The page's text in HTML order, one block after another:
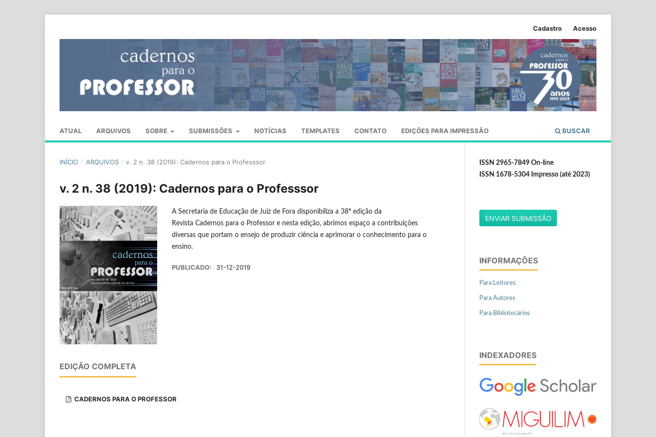
ATUAL ARQUIVOS SOBRE SUBMISSÕES NOTÍCIAS TEMPLATES CONTATO EDIÇÕES PARA IMPRESSÃO BUSCAR
Cadastro Acesso
INÍCIO / ARQUIVOS / v. 2 n. 38 (2019): Cadernos para o Professsor
v. 2 n. 38 (2019): Cadernos para o Professsor
A Secretaria de Educação de Juiz de Fora disponibiliza a 38ª edição da
Revista Cadernos para o Professor e nesta edição, abrimos espaço a contribuições
diversas que portam o ensejo de produzir ciência e aprimorar o conhecimento para o
ensino.
PUBLICADO: 31-12-2019
EDIÇÃO COMPLETA
CADERNOS PARA O PROFESSOR
ISSN 2965-7849 On-line
ISSN 1678-5304 Impresso (até 2023)
ENVIAR SUBMISSÃO
INFORMAÇÕES
Para Leitores
Para Autores
Para Bibliotecários
INDEXADORES